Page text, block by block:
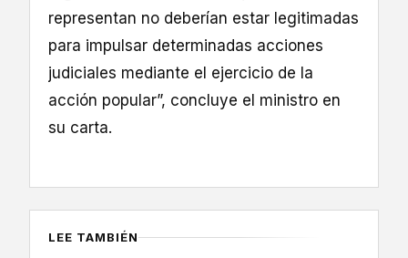
representan no deberían estar legitimadas
para impulsar determinadas acciones
judiciales mediante el ejercicio de la
acción popular”, concluye el ministro en
su carta.
LEE TAMBIÉN